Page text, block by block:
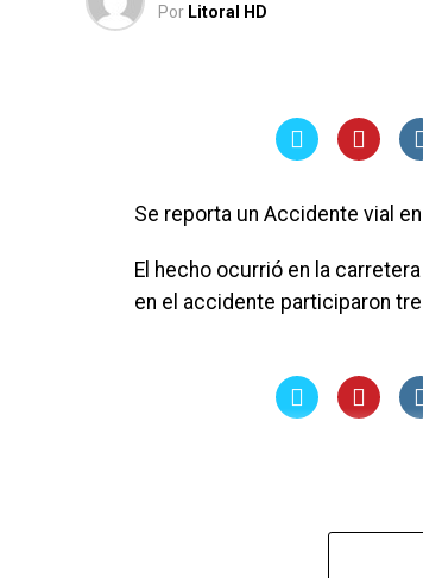
Por Litoral HD
Se reporta un Accidente vial
El hecho ocurrió en la
en el accidente participaron